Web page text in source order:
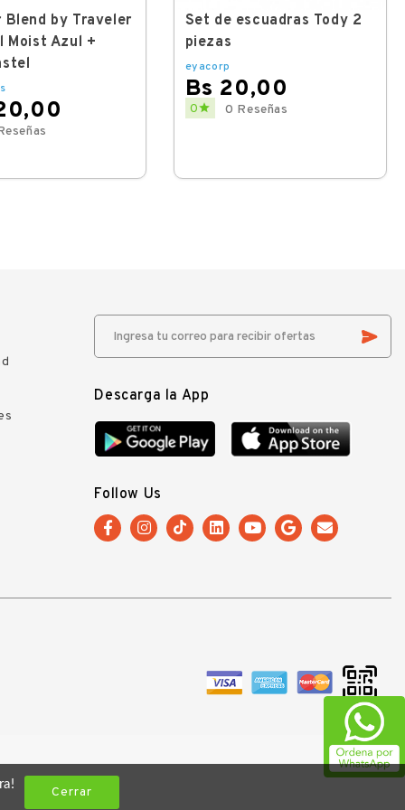
Blend by Traveler
Moist Azul +
Set de escuadras Tody 2
piezas
eyacorp
Bs 20,00
Price
0 0 Reseñas
Cerrar
Descarga la App
Follow Us